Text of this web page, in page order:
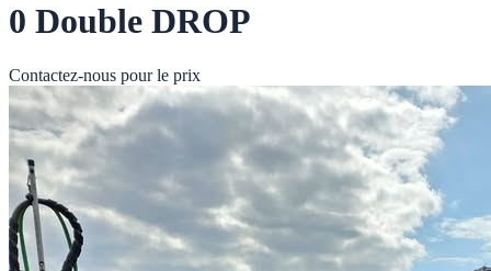
0 Double DROP
Contactez-nous pour le prix